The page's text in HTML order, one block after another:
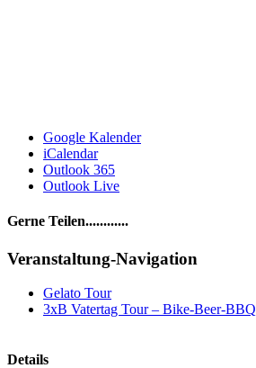
Google Kalender
iCalendar
Outlook 365
Outlook Live
Gerne Teilen............
Facebook
LinkedIn
WhatsApp
Telegram
E-
Veranstaltung-Navigation
Gelato Tour
3xB Vatertag Tour – Bike-Beer-BBQ
Details